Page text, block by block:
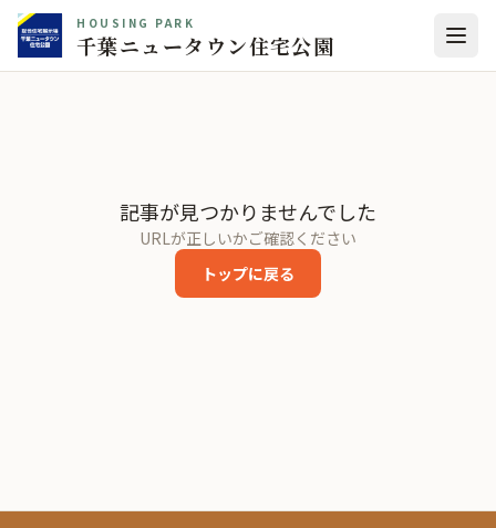
HOUSING PARK
千葉ニュータウン住宅公園
記事が見つかりませんでした
URLが正しいかご確認ください
トップに戻る